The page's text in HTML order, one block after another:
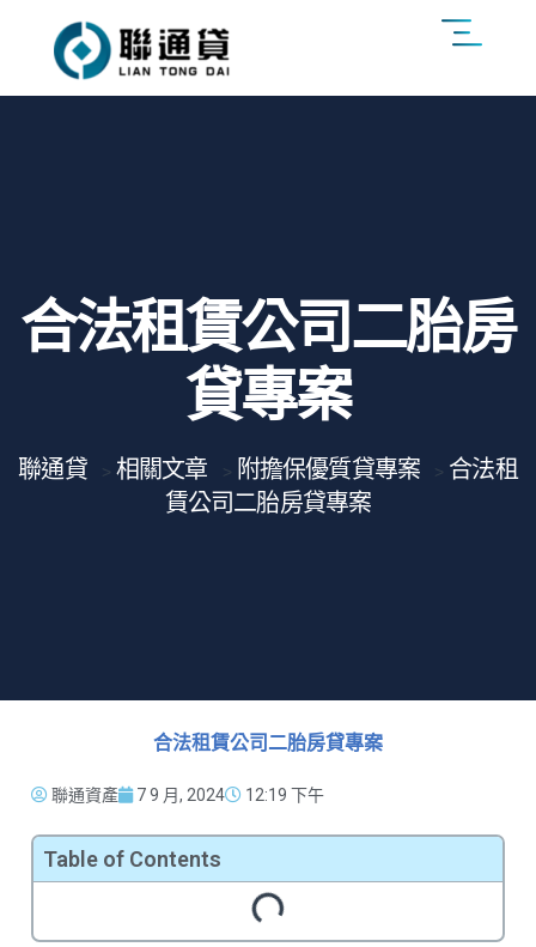
合法租賃公司二胎房
貸專案
聯通貸 > 相關文章 > 附擔保優質貸專案 > 合法租
賃公司二胎房貸專案
合法租賃公司二胎房貸專案
聯通資產 7 9 月, 2024 12:19 下午
Table of Contents